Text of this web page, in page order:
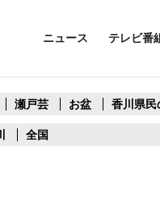
ニュース テレビ番
瀬戸芸 お盆 香川県民
全国